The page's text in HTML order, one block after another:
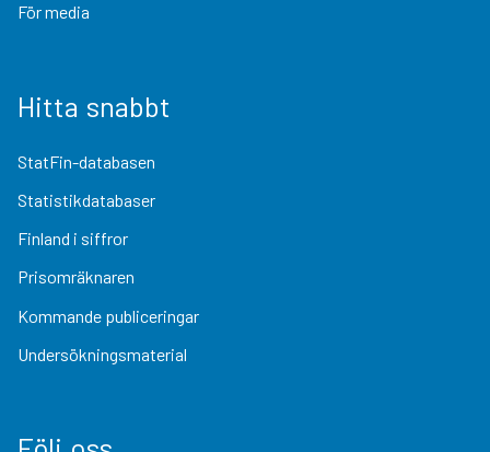
För media
Hitta snabbt
StatFin-databasen
Statistikdatabaser
Finland i siffror
Prisomräknaren
Kommande publiceringar
Undersökningsmaterial